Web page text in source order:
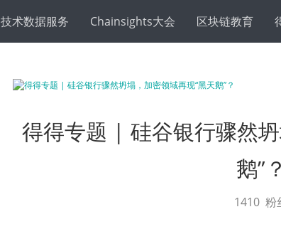
技术数据服务 Chainsights大会 区块链教育
得得专题 | 硅谷银行骤然
鹅”？
1410 粉